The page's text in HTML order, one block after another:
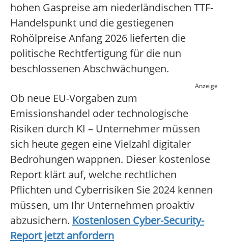
hohen Gaspreise am niederländischen TTF-
Handelspunkt und die gestiegenen
Rohölpreise Anfang 2026 lieferten die
politische Rechtfertigung für die nun
beschlossenen Abschwächungen.
Anzeige
Ob neue EU-Vorgaben zum
Emissionshandel oder technologische
Risiken durch KI – Unternehmer müssen
sich heute gegen eine Vielzahl digitaler
Bedrohungen wappnen. Dieser kostenlose
Report klärt auf, welche rechtlichen
Pflichten und Cyberrisiken Sie 2024 kennen
müssen, um Ihr Unternehmen proaktiv
abzusichern. Kostenlosen Cyber-Security-
Report jetzt anfordern